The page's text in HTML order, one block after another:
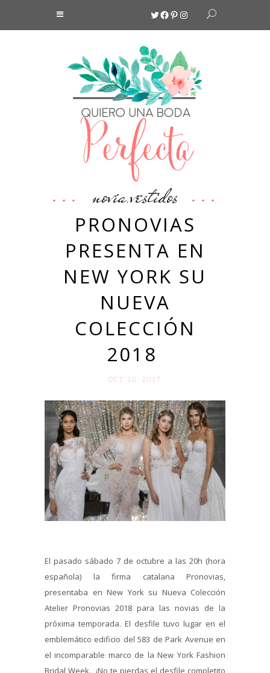
Twitter
Facebook
Pinterest
Instagram
novia,vestidos
PRONOVIAS
PRESENTA EN
NEW YORK SU
NUEVA
COLECCIÓN
2018
OCT 10. 2017
El pasado sábado 7 de octubre a las 20h (hora
española) la firma catalana Pronovias,
presentaba en New York su Nueva Colección
Atelier Pronovias 2018 para las novias de la
próxima temporada. El desfile tuvo lugar en el
emblemático edificio del 583 de Park Avenue en
el incomparable marco de la New York Fashion
Bridal Week. ¡No te pierdas el desfile completito